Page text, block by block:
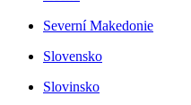
Severní Makedonie
Slovensko
Slovinsko